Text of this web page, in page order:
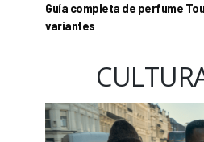
Guía completa de perfume
variantes